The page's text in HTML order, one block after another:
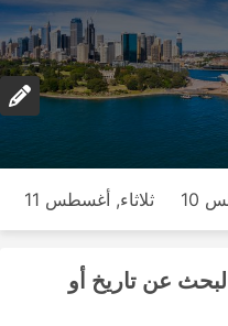
10 ثلاثاء, أغسطس 11
عن تاريخ أو